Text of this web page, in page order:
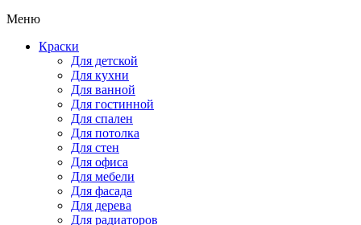
Меню
Краски
Для детской
Для кухни
Для ванной
Для гостинной
Для спален
Для потолка
Для стен
Для офиса
Для мебели
Для фасада
Для дерева
Для радиаторов